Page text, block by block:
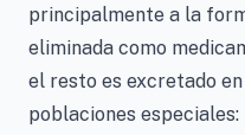
principalmente a la
eliminada como
el resto es excretado
poblaciones especiales: